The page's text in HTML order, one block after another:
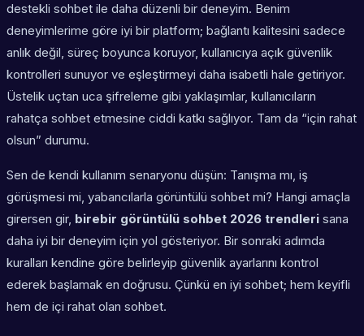
destekli sohbet ile daha düzenli bir deneyim. Benim
deneyimlerime göre iyi bir platform; bağlantı kalitesini sadece
anlık değil, süreç boyunca koruyor, kullanıcıya açık güvenlik
kontrolleri sunuyor ve eşleştirmeyi daha isabetli hale getiriyor.
Üstelik uçtan uca şifreleme gibi yaklaşımlar, kullanıcıların
rahatça sohbet etmesine ciddi katkı sağlıyor. Tam da “için rahat
olsun” durumu.
Sen de kendi kullanım senaryonu düşün: Tanışma mı, iş
görüşmesi mi, yabancılarla görüntülü sohbet mi? Hangi amaçla
girersen gir, birebir görüntülü sohbet 2026 trendleri sana
daha iyi bir deneyim için yol gösteriyor. Bir sonraki adımda
kuralları kendine göre belirleyip güvenlik ayarlarını kontrol
ederek başlamak en doğrusu. Çünkü en iyi sohbet; hem keyifli
hem de içi rahat olan sohbet.